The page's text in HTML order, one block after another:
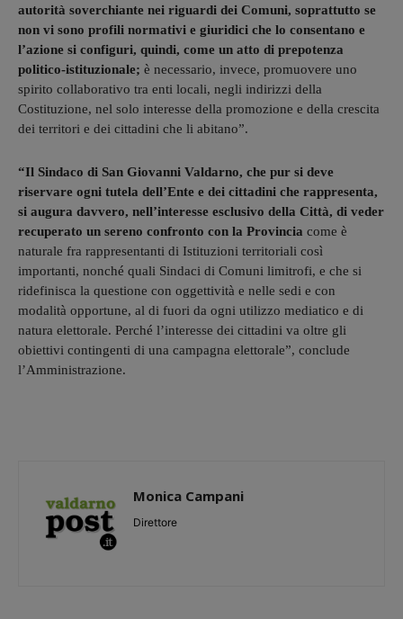
autorità soverchiante nei riguardi dei Comuni, soprattutto se
non vi sono profili normativi e giuridici che lo consentano e
l’azione si configuri, quindi, come un atto di prepotenza
politico-istituzionale; è necessario, invece, promuovere uno
spirito collaborativo tra enti locali, negli indirizzi della
Costituzione, nel solo interesse della promozione e della crescita
dei territori e dei cittadini che li abitano”.
“Il Sindaco di San Giovanni Valdarno, che pur si deve
riservare ogni tutela dell’Ente e dei cittadini che rappresenta,
si augura davvero, nell’interesse esclusivo della Città, di veder
recuperato un sereno confronto con la Provincia come è
naturale fra rappresentanti di Istituzioni territoriali così
importanti, nonché quali Sindaci di Comuni limitrofi, e che si
ridefinisca la questione con oggettività e nelle sedi e con
modalità opportune, al di fuori da ogni utilizzo mediatico e di
natura elettorale. Perché l’interesse dei cittadini va oltre gli
obiettivi contingenti di una campagna elettorale”, conclude
l’Amministrazione.
Monica Campani
Direttore